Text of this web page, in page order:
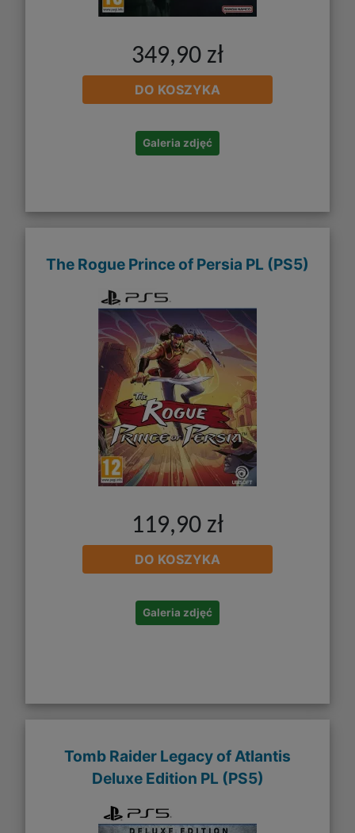
349,90 zł
DO KOSZYKA
Galeria zdjęć
The Rogue Prince of Persia PL (PS5)
119,90 zł
DO KOSZYKA
Galeria zdjęć
Tomb Raider Legacy of Atlantis
Deluxe Edition PL (PS5)